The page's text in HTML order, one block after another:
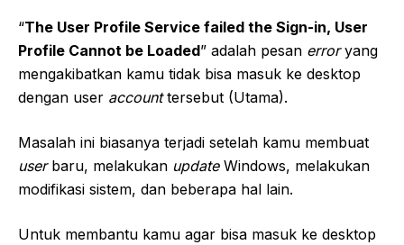
“The User Profile Service failed the Sign-in, User
Profile Cannot be Loaded” adalah pesan erroryang
mengakibatkan kamu tidak bisa masuk ke desktop
dengan user accounttersebut (Utama).
Masalah ini biasanya terjadi setelah kamu membuat
user baru, melakukan update Windows, melakukan
modifikasi sistem, dan beberapa hal lain.
Untuk membantu kamu agar bisa masuk ke desktop